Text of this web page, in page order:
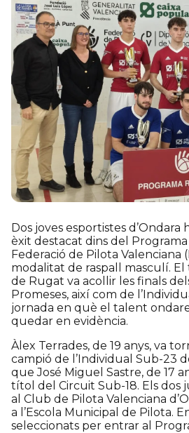
Dos joves esportistes
èxit destacat dins del
Federació de Pilota Valenciana
modalitat de raspall masculí.
de Rugat va acollir les finals
Promeses, així com de
jornada en què el talent
quedar en evidència.
Àlex Terrades, de 19 anys, va
campió de l’Individual Sub-23
que José Miguel Sastre, de 17
títol del Circuit Sub-18. Els dos
al Club de Pilota Valenciana
a l’Escola Municipal de Pilota.
seleccionats per entrar al